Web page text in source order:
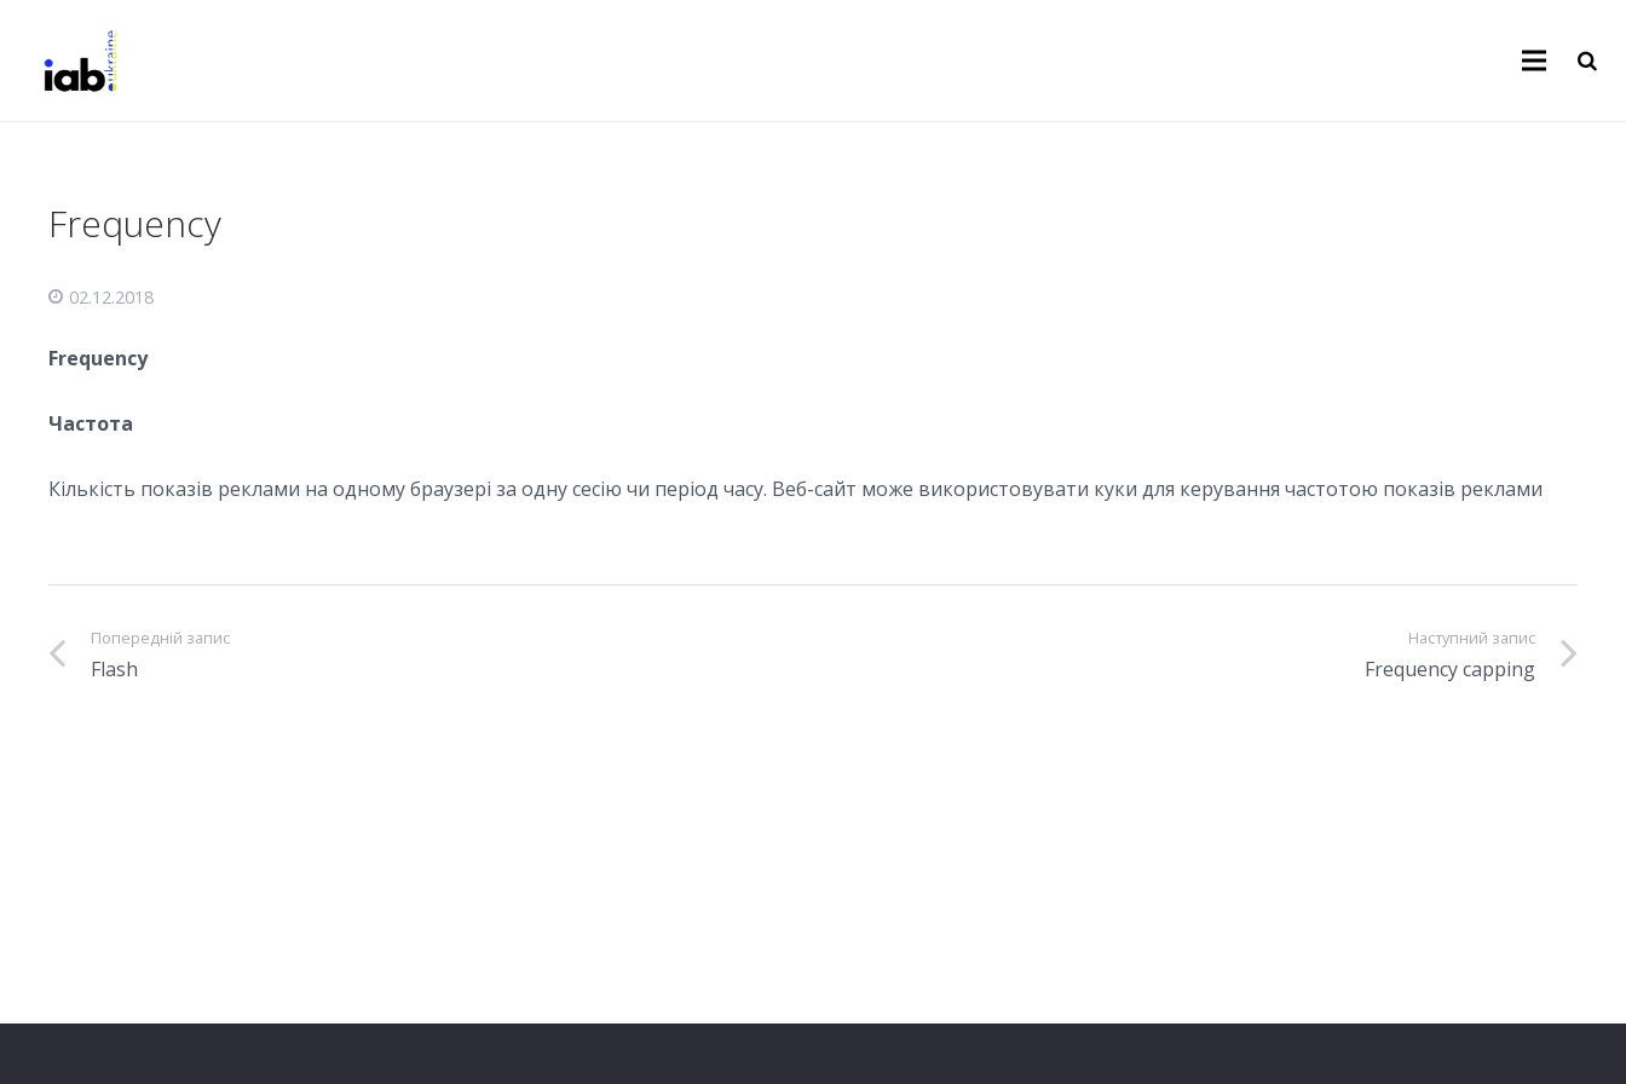
Frequency
02.12.2018
Frequency
Частота
Кількість показів реклами на одному браузері за одну сесію чи період часу. Веб-сайт може використовувати куки для керування частотою показів реклами
Попередній запис
Flash
Наступний запис
Frequency capping